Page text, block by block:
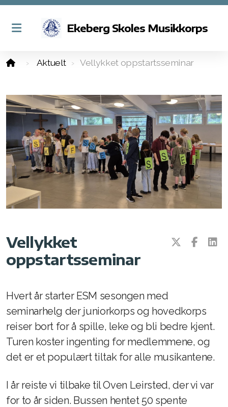
Ekeberg Skoles Musikkorps
Aktuelt Vellykket oppstartsseminar
Vellykket
oppstartsseminar
Hvert år starter ESM sesongen med
seminarhelg der juniorkorps og hovedkorps
reiser bort for å spille, leke og bli bedre kjent.
Turen koster ingenting for medlemmene, og
det er et populært tiltak for alle musikantene.
I år reiste vi tilbake til Oven Leirsted, der vi var
for to år siden. Bussen hentet 50 spente
Styret i korpset
Kontakt oss
Betingelser for medlemskap
Aspirantkorps, juniorkorps og hovedkorps
Korpstjenesten
ESMs venneforening
Øvinger og om å øve
Instrumentene
Konserter
Dugnader